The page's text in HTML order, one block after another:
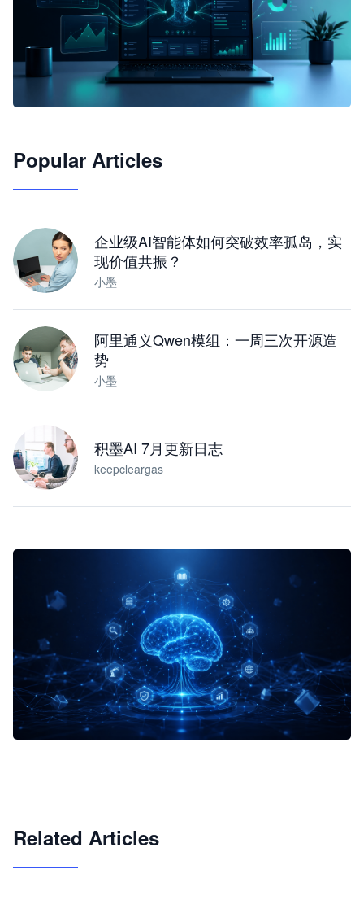
JimoClaw 桌面 AI Agent 工作台
Popular Articles
企业级AI智能体如何突破效率孤岛，实
现价值共振？
小墨
阿里通义Qwen模组：一周三次开源造
势
小墨
积墨AI 7月更新日志
keepcleargas
Related Articles